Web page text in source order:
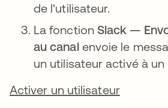
de l'utilisateur.
La fonction Slack —
au canalenvoie le
un utilisateur activé à un
Activer un utilisateur